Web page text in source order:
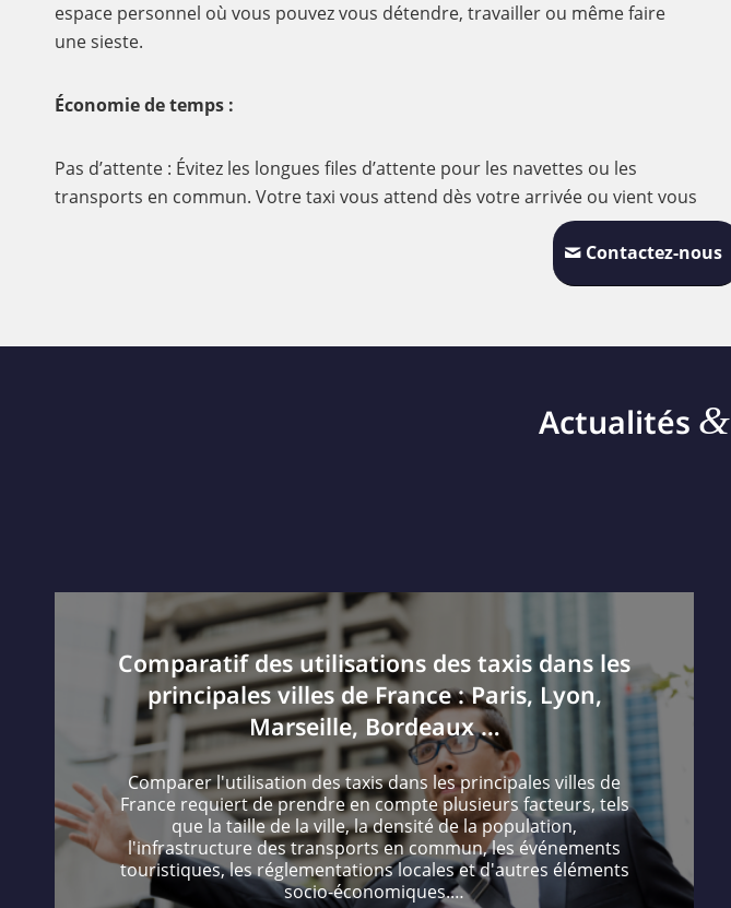
espace personnel où vous pouvez vous détendre, travailler ou même faire
une sieste.
Économie de temps :
Pas d’attente : Évitez les longues files d’attente pour les navettes ou les
transports en commun. Votre taxi vous attend dès votre arrivée ou vient vous
Contactez-nous
Actualités &
Comparatif des utilisations des taxis dans les
principales villes de France : Paris, Lyon,
Marseille, Bordeaux …
Comparer l'utilisation des taxis dans les principales villes de
France requiert de prendre en compte plusieurs facteurs, tels
que la taille de la ville, la densité de la population,
l'infrastructure des transports en commun, les événements
touristiques, les réglementations locales et d'autres éléments
socio-économiques.…